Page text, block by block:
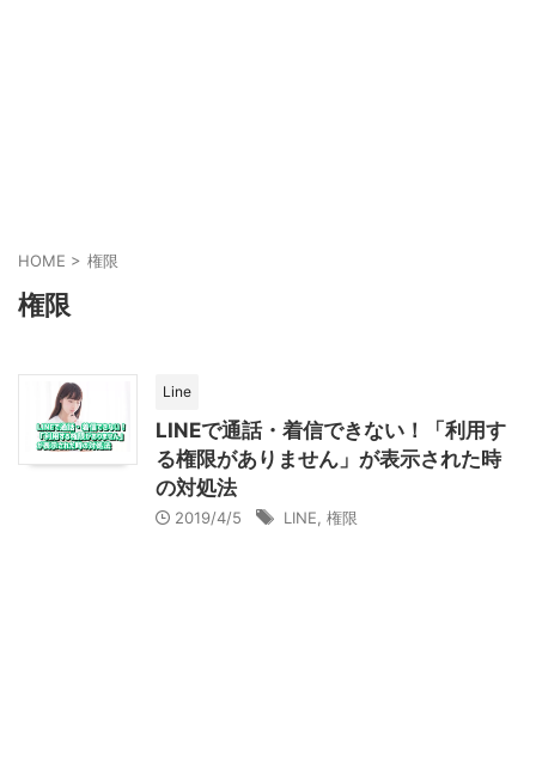
HOME > 権限
権限
Line
LINEで通話・着信できない！「利用す
る権限がありません」が表示された時
の対処法
2019/4/5 LINE 権限